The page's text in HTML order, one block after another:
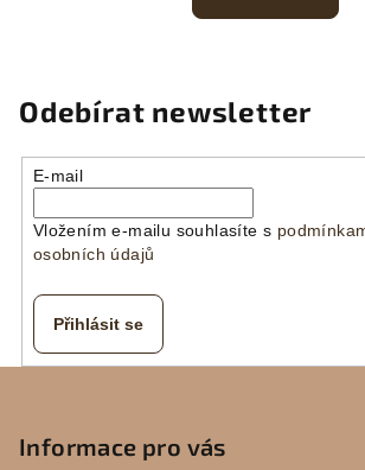
Odebírat newsletter
E-mail
Vložením e-mailu souhlasíte s
osobních údajů
Přihlásit se
Informace pro vás